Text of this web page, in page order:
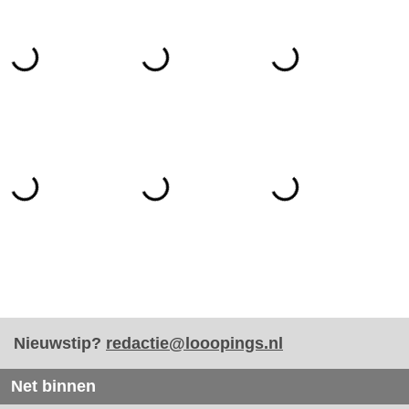
Nieuwstip? redactie@looopings.nl
Net binnen